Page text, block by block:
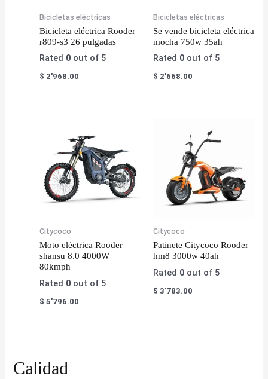
Bicicletas eléctricas
Bicicleta eléctrica Rooder
r809-s3 26 pulgadas
Rated 0 out of 5
$ 2'968.00
Bicicletas eléctricas
Se vende bicicleta eléctrica
mocha 750w 35ah
Rated 0out of 5
$ 2'668.00
Citycoco
Moto eléctrica Rooder
shansu 8.0 4000W
80kmph
Rated 0 out of 5
$ 5'796.00
Citycoco
Patinete Citycoco Rooder
hm8 3000w 40ah
Rated 0out of 5
$ 3'783.00
Calidad